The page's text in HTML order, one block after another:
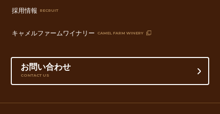
採用情報 RECRUIT
キャメルファームワイナリー CAMEL FARM WINERY
お問い合わせ
CONTACT US